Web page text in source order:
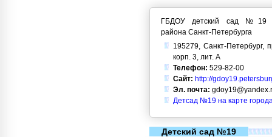
ГБДОУ детский сад №19
района Санкт-Петербурга
195279, Санкт-Петербург,
корп. 3, лит. А
Телефон: 529-82-00
Сайт: http://
Эл. почта:
Детсад №19 на карте
Детский сад №19